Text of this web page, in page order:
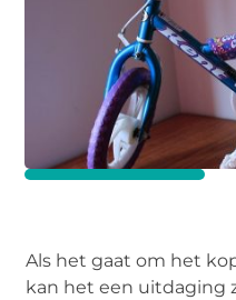
Als het gaat om het
kan het een uitdaging